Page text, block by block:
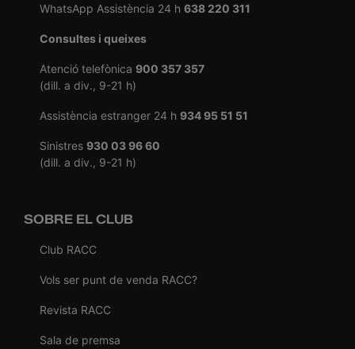
WhatsApp Assistència 24 h 638 220 311
Consultes i queixes
Atenció telefònica 900 357 357
(dill. a div., 9-21 h)
Assistència estranger 24 h 934 95 51 51
Sinistres 930 03 96 60
(dill. a div., 9-21 h)
SOBRE EL CLUB
Club RACC
Vols ser punt de venda RACC?
Revista RACC
Sala de premsa